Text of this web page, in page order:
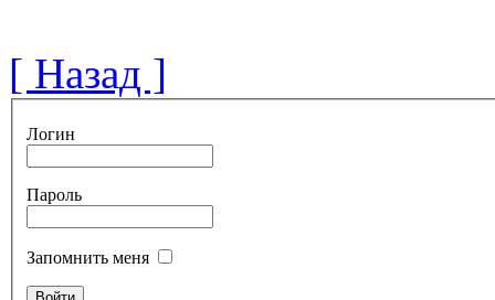
[ Назад ]
Логин
Пароль
Запомнить меня